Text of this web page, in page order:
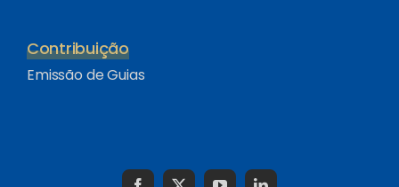
Contribuição
Emissão de Guias